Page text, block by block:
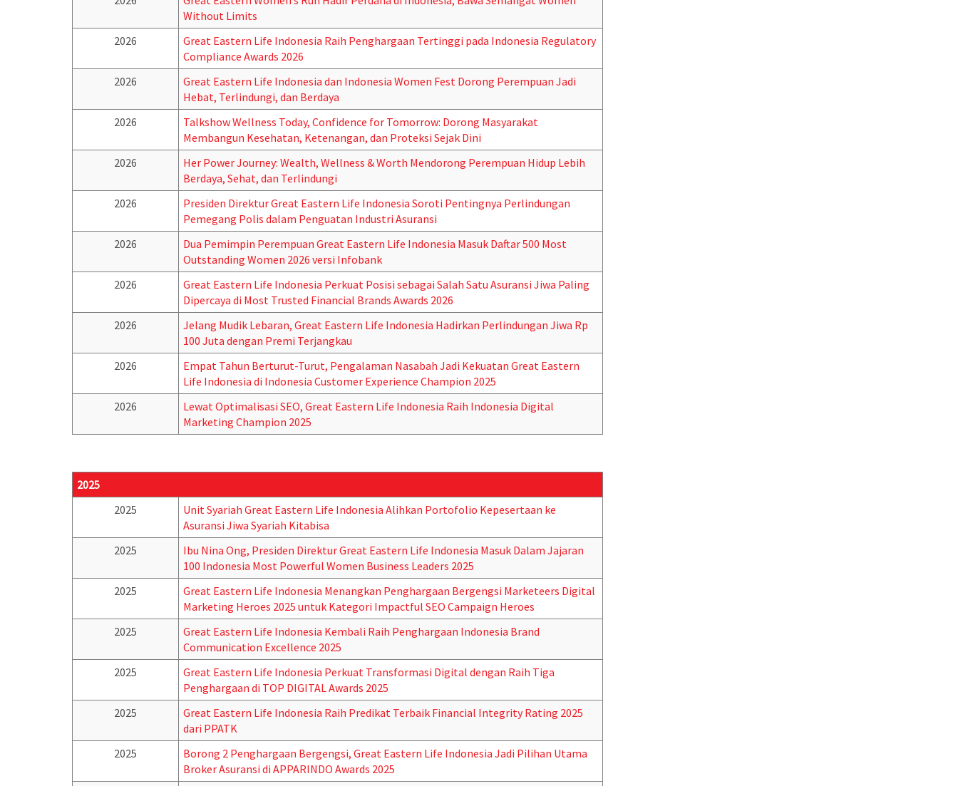
Without Limits
2026
Great Eastern Life Indonesia Raih Penghargaan Tertinggi pada Indonesia Regulatory
Compliance Awards 2026
2026
Great Eastern Life Indonesia dan Indonesia Women Fest Dorong Perempuan Jadi
Hebat, Terlindungi, dan Berdaya
2026
Talkshow Wellness Today, Confidence for Tomorrow: Dorong Masyarakat
Membangun Kesehatan, Ketenangan, dan Proteksi Sejak Dini
2026
Her Power Journey: Wealth, Wellness & Worth Mendorong Perempuan Hidup Lebih
Berdaya, Sehat, dan Terlindungi
2026
Presiden Direktur Great Eastern Life Indonesia Soroti Pentingnya Perlindungan
Pemegang Polis dalam Penguatan Industri Asuransi
2026
Dua Pemimpin Perempuan Great Eastern Life Indonesia Masuk Daftar 500 Most
Outstanding Women 2026 versi Infobank
2026
Great Eastern Life Indonesia Perkuat Posisi sebagai Salah Satu Asuransi Jiwa Paling
Dipercaya di Most Trusted Financial Brands Awards 2026
2026
Jelang Mudik Lebaran, Great Eastern Life Indonesia Hadirkan Perlindungan Jiwa Rp
100 Juta dengan Premi Terjangkau
2026
Empat Tahun Berturut-Turut, Pengalaman Nasabah Jadi Kekuatan Great Eastern
Life Indonesia di Indonesia Customer Experience Champion 2025
2026
Lewat Optimalisasi SEO, Great Eastern Life Indonesia Raih Indonesia Digital
Marketing Champion 2025
2025
2025
Unit Syariah Great Eastern Life Indonesia Alihkan Portofolio Kepesertaan ke
Asuransi Jiwa Syariah Kitabisa
2025
Ibu Nina Ong, Presiden Direktur Great Eastern Life Indonesia Masuk Dalam Jajaran
100 Indonesia Most Powerful Women Business Leaders 2025
2025
Great Eastern Life Indonesia Menangkan Penghargaan Bergengsi Marketeers Digital
Marketing Heroes 2025 untuk Kategori Impactful SEO Campaign Heroes
2025
Great Eastern Life Indonesia Kembali Raih Penghargaan Indonesia Brand
Communication Excellence 2025
2025
Great Eastern Life Indonesia Perkuat Transformasi Digital dengan Raih Tiga
Penghargaan di TOP DIGITAL Awards 2025
2025
Great Eastern Life Indonesia Raih Predikat Terbaik Financial Integrity Rating 2025
dari PPATK
2025
Borong 2 Penghargaan Bergengsi, Great Eastern Life Indonesia Jadi Pilihan Utama
Broker Asuransi di APPARINDO Awards 2025